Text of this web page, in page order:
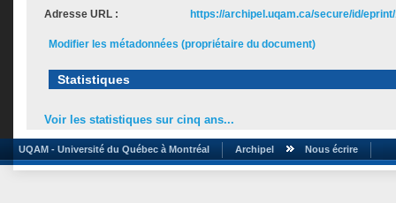
Adresse URL :
https://archipel.uqam.ca/secure/id/
Modifier les métadonnées (propriétaire du document)
Statistiques
Voir les statistiques sur cinq ans...
UQAM - Université du Québec à Montréal Archipel Nous écrire